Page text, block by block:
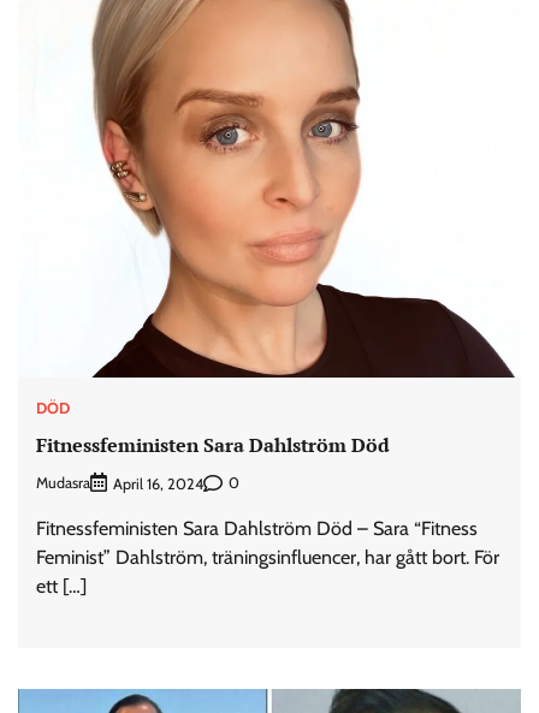
DÖD
Fitnessfeministen Sara Dahlström Död
Mudasra April 16, 2024 0
Fitnessfeministen Sara Dahlström Död – Sara “Fitness
Feminist” Dahlström, träningsinfluencer, har gått bort. För
ett […]